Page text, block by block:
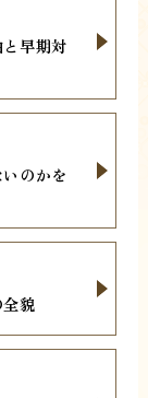
早期対
のかを
貌